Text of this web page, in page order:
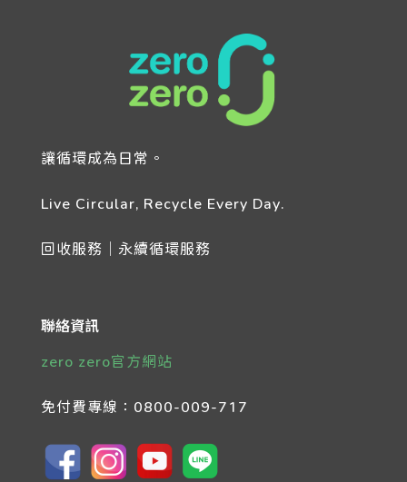
讓循環成為日常。
Live Circular, Recycle Every Day.
回收服務｜永續循環服務
聯絡資訊
zero zero官方網站
免付費專線： 0800-009-717